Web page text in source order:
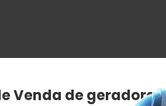
Venda de geradores: